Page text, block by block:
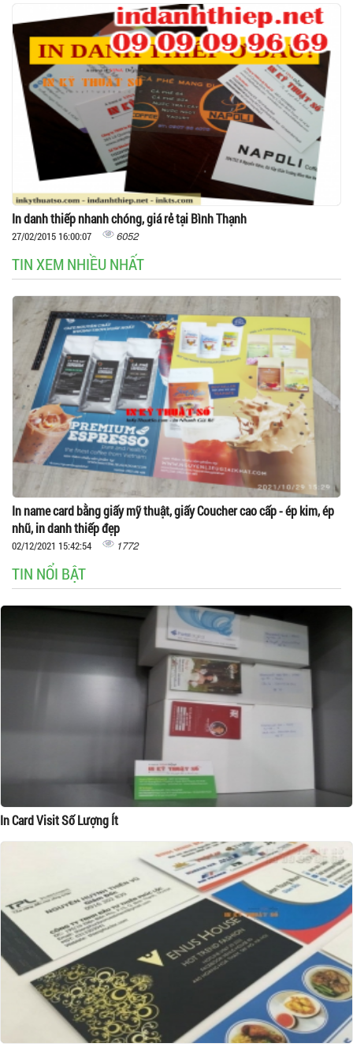
In danh thiếp nhanh chóng, giá rẻ tại Bình Thạnh
27/02/2015 16:00:07 6052
TIN XEM NHIỀU NHẤT
In name card bằng giấy mỹ thuật, giấy Coucher cao cấp - ép kim, ép
nhũ, in danh thiếp đẹp
02/12/2021 15:42:54 1772
TIN NỔI BẬT
In Card Visit Số Lượng Ít